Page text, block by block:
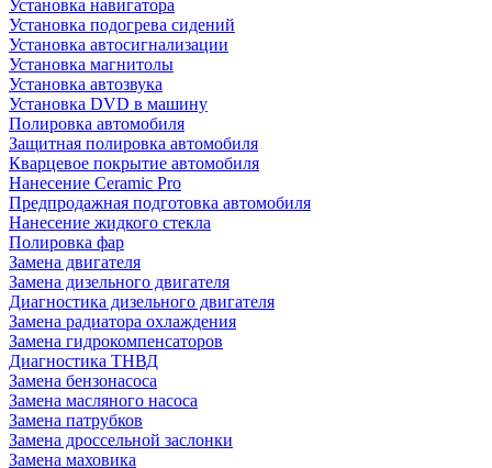
Установка навигатора
Установка подогрева сидений
Установка автосигнализации
Установка магнитолы
Установка автозвука
Установка DVD в машину
Полировка автомобиля
Защитная полировка автомобиля
Кварцевое покрытие автомобиля
Нанесение Ceramic Pro
Предпродажная подготовка автомобиля
Нанесение жидкого стекла
Полировка фар
Замена двигателя
Замена дизельного двигателя
Диагностика дизельного двигателя
Замена радиатора охлаждения
Замена гидрокомпенсаторов
Диагностика ТНВД
Замена бензонасоса
Замена масляного насоса
Замена патрубков
Замена дроссельной заслонки
Замена маховика